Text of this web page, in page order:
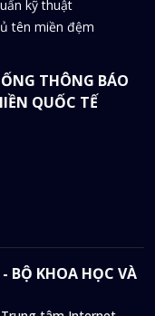
kỹ thuật
tên miền đệm
THÔNG BÁO
QUỐC TẾ
BỘ KHOA HỌC VÀ